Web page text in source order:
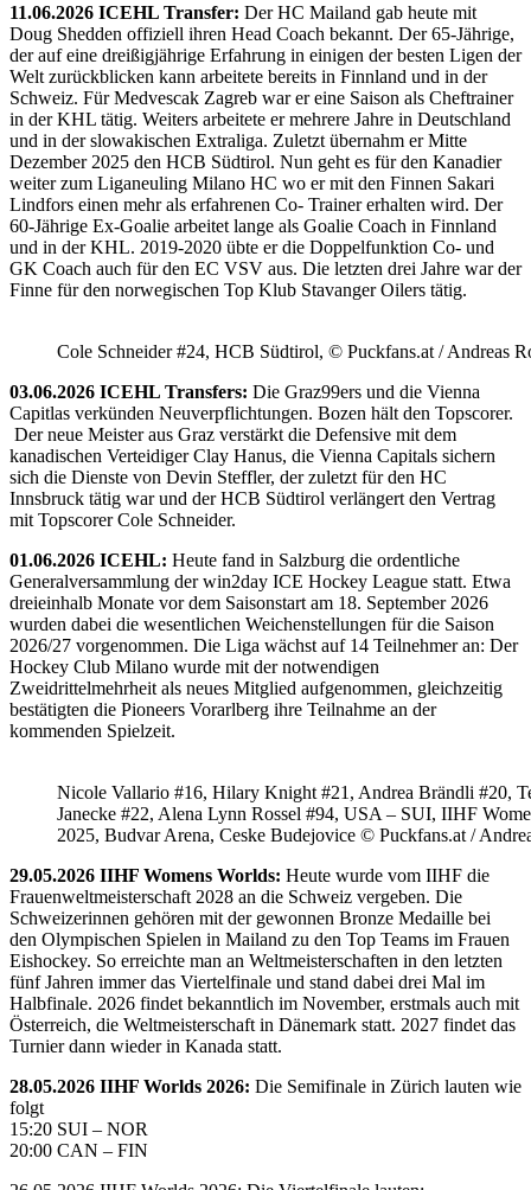
11.06.2026 ICEHL Transfer: Der HC Mailand gab heute mit
Doug Shedden offiziell ihren Head Coach bekannt. Der 65-Jährige,
der auf eine dreißigjährige Erfahrung in einigen der besten Ligen der
Welt zurückblicken kann arbeitete bereits in Finnland und in der
Schweiz. Für Medvescak Zagreb war er eine Saison als Cheftrainer
in der KHL tätig. Weiters arbeitete er mehrere Jahre in Deutschland
und in der slowakischen Extraliga. Zuletzt übernahm er Mitte
Dezember 2025 den HCB Südtirol. Nun geht es für den Kanadier
weiter zum Liganeuling Milano HC wo er mit den Finnen Sakari
Lindfors einen mehr als erfahrenen Co- Trainer erhalten wird. Der
60-Jährige Ex-Goalie arbeitet lange als Goalie Coach in Finnland
und in der KHL. 2019-2020 übte er die Doppelfunktion Co- und
GK Coach auch für den EC VSV aus. Die letzten drei Jahre war der
Finne für den norwegischen Top Klub Stavanger Oilers tätig.
Cole Schneider #24, HCB Südtirol, © Puckfans.at / Andreas
03.06.2026 ICEHL Transfers: Die Graz99ers und die Vienna
Capitlas verkünden Neuverpflichtungen. Bozen hält den Topscorer.
Der neue Meister aus Graz verstärkt die Defensive mit dem
kanadischen Verteidiger Clay Hanus, die Vienna Capitals sichern
sich die Dienste von Devin Steffler, der zuletzt für den HC
Innsbruck tätig war und der HCB Südtirol verlängert den Vertrag
mit Topscorer Cole Schneider.
01.06.2026 ICEHL: Heute fand in Salzburg die ordentliche
Generalversammlung der win2day ICE Hockey League statt. Etwa
dreieinhalb Monate vor dem Saisonstart am 18. September 2026
wurden dabei die wesentlichen Weichenstellungen für die Saison
2026/27 vorgenommen. Die Liga wächst auf 14 Teilnehmer an: Der
Hockey Club Milano wurde mit der notwendigen
Zweidrittelmehrheit als neues Mitglied aufgenommen, gleichzeitig
bestätigten die Pioneers Vorarlberg ihre Teilnahme an der
kommenden Spielzeit.
Nicole Vallario #16, Hilary Knight #21, Andrea Brändli #20,
Janecke #22, Alena Lynn Rossel #94, USA – SUI, IIHF
2025, Budvar Arena, Ceske Budejovice © Puckfans.at /
29.05.2026 IIHF Womens Worlds: Heute wurde vom IIHF die
Frauenweltmeisterschaft 2028 an die Schweiz vergeben. Die
Schweizerinnen gehören mit der gewonnen Bronze Medaille bei
den Olympischen Spielen in Mailand zu den Top Teams im Frauen
Eishockey. So erreichte man an Weltmeisterschaften in den letzten
fünf Jahren immer das Viertelfinale und stand dabei drei Mal im
Halbfinale. 2026 findet bekanntlich im November, erstmals auch mit
Österreich, die Weltmeisterschaft in Dänemark statt. 2027 findet das
Turnier dann wieder in Kanada statt.
28.05.2026 IIHF Worlds 2026: Die Semifinale in Zürich lauten wie
folgt
15:20 SUI – NOR
20:00 CAN – FIN